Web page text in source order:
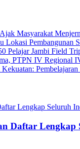
Masyarakat
Lokasi Pembangunan
Pelajar Jambi Field
PTPN IV Regional
Daftar Lengkap